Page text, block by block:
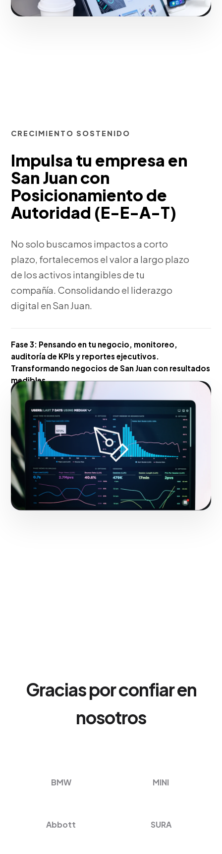
CRECIMIENTO SOSTENIDO
Impulsa tu empresa en
San Juan con
Posicionamiento de
Autoridad (E-E-A-T)
No solo buscamos impactos a corto
plazo, fortalecemos el valor a largo plazo
de los activos intangibles de tu
compañía. Consolidando el liderazgo
digital en San Juan.
Fase 3: Pensando en tu negocio, monitoreo,
auditoría de KPIs y reportes ejecutivos.
Transformando negocios de San Juan con resultados
medibles.
Hacerlo realidad
Gracias por confiar en
nosotros
BMW MINI
Abbott SURA